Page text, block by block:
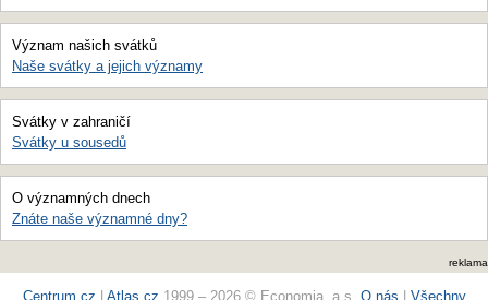
Význam našich svátků
Naše svátky a jejich významy
Svátky v zahraničí
Svátky u sousedů
O významných dnech
Znáte naše významné dny?
reklama
Centrum.cz Atlas.cz 1999 – 2026 © Economia, a.s. O nás Všechny